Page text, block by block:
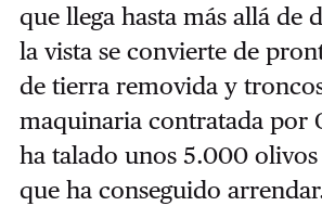
que llega hasta más allá de
la vista se convierte de
de tierra removida y
maquinaria contratada por
ha talado unos 5.000
que ha conseguido